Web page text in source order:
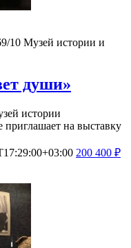
10 Музей истории и
души»
истории
приглашает на выставку
200 400 ₽